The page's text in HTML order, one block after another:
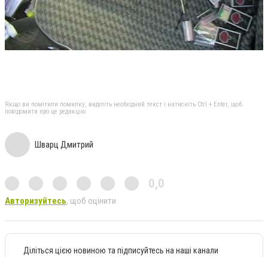
Якщо ви помітили помилку, виділіть необхідний текст і натисніть Ctrl + Enter, щоб
повідомити про це редакцію
Шварц Дмитрий
0,0
Авторизуйтесь, щоб оцінити
Діліться цією новиною та підписуйтесь на наші канали